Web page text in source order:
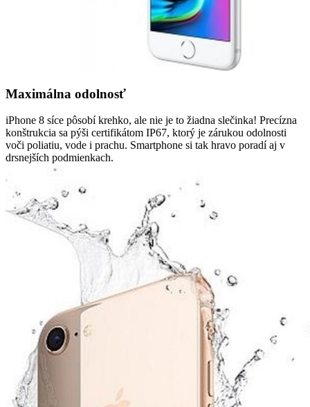
Maximálna odolnosť
iPhone 8 síce pôsobí krehko, ale nie je to žiadna slečinka! Precízna
konštrukcia sa pýši certifikátom IP67, ktorý je zárukou odolnosti
voči poliatiu, vode i prachu. Smartphone si tak hravo poradí aj v
drsnejších podmienkach.